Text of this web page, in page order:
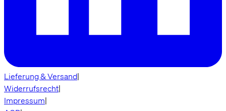
Lieferung & Versand|
Widerrufsrecht|
Impressum|